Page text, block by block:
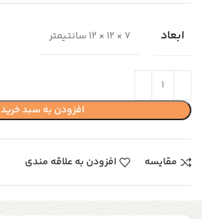
ابعاد 7 × 12 × 12 سانتیمتر
افزودن به سبد خرید
مقایسه افزودن به علاقه مندی